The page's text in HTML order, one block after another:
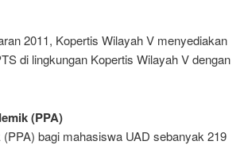
2011, Kopertis Wilayah V menyediakan
di lingkungan Kopertis Wilayah V dengan
(PPA)
bagi mahasiswa UAD sebanyak 219